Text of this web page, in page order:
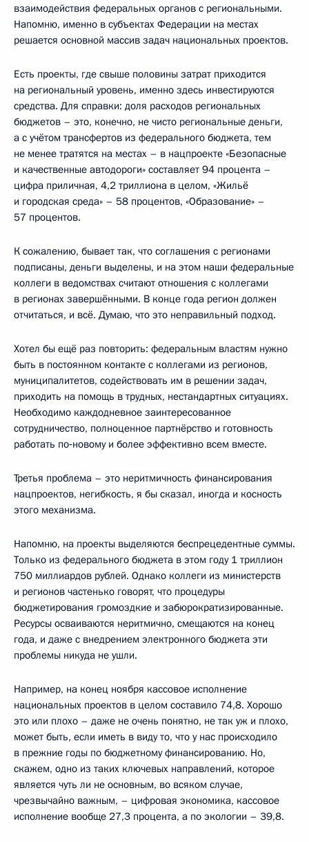
взаимодействия федеральных органов с региональными.
Напомню, именно в субъектах Федерации на местах
решается основной массив задач национальных проектов.
Есть проекты, где свыше половины затрат приходится
на региональный уровень, именно здесь инвестируются
средства. Для справки: доля расходов региональных
бюджетов – это, конечно, не чисто региональные деньги,
а с учётом трансфертов из федерального бюджета, тем
не менее тратятся на местах – в нацпроекте «Безопасные
и качественные автодороги» составляет 94 процента –
цифра приличная, 4,2 триллиона в целом, «Жильё
и городская среда» – 58 процентов, «Образование» –
57 процентов.
К сожалению, бывает так, что соглашения с регионами
подписаны, деньги выделены, и на этом наши федеральные
коллеги в ведомствах считают отношения с коллегами
в регионах завершёнными. В конце года регион должен
отчитаться, и всё. Думаю, что это неправильный подход.
Хотел бы ещё раз повторить: федеральным властям нужно
быть в постоянном контакте с коллегами из регионов,
муниципалитетов, содействовать им в решении задач,
приходить на помощь в трудных, нестандартных ситуациях.
Необходимо каждодневное заинтересованное
сотрудничество, полноценное партнёрство и готовность
работать по‑новому и более эффективно всем вместе.
Третья проблема – это неритмичность финансирования
нацпроектов, негибкость, я бы сказал, иногда и косность
этого механизма.
Напомню, на проекты выделяются беспрецедентные суммы.
Только из федерального бюджета в этом году 1 триллион
750 миллиардов рублей. Однако коллеги из министерств
и регионов частенько говорят, что процедуры
бюджетирования громоздкие и забюрократизированные.
Ресурсы осваиваются неритмично, смещаются на конец
года, и даже с внедрением электронного бюджета эти
проблемы никуда не ушли.
Например, на конец ноября кассовое исполнение
национальных проектов в целом составило 74,8. Хорошо
это или плохо – даже не очень понятно, не так уж и плохо,
может быть, если иметь в виду то, что у нас происходило
в прежние годы по бюджетному финансированию. Но,
скажем, одно из таких ключевых направлений, которое
является чуть ли не основным, во всяком случае,
чрезвычайно важным, – цифровая экономика, кассовое
исполнение вообще 27,3 процента, а по экологии – 39,8.